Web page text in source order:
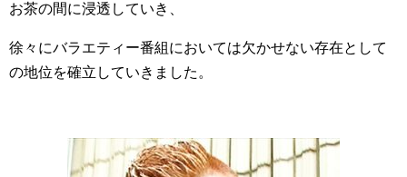
お茶の間に浸透していき、
徐々にバラエティー番組においては欠かせない存在として
の地位を確立していきました。